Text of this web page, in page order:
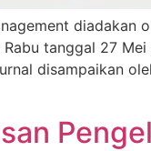
diadakan
tanggal 27
disampaikan